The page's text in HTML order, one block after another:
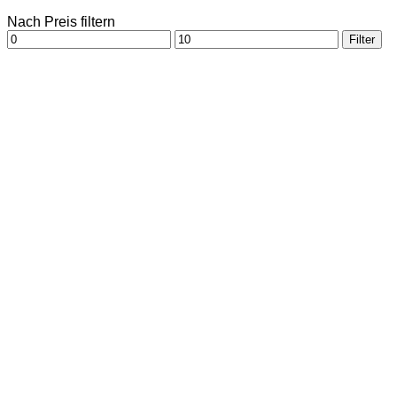
Nach Preis filtern
Min.
Preis
Max.
Preis
Filter